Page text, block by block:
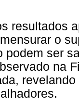
resultados
o
podem ser
na